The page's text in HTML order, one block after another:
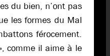
du bien, n’ont pas
les formes du Mal
férocement.
comme il aime à le